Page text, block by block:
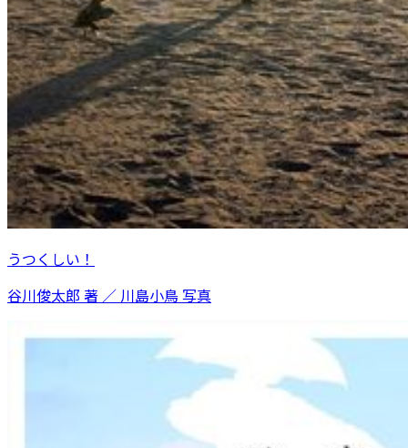
うつくしい！
谷川俊太郎 著 ／ 川島小鳥 写真